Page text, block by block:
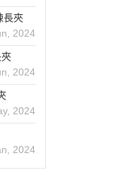
長夾
2024
2024
2024
2024